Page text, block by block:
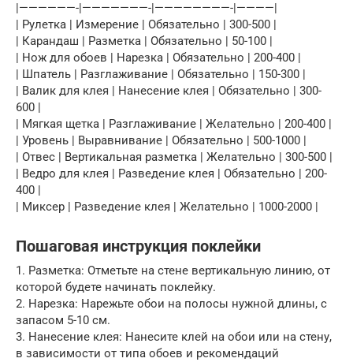
|——————-|———————-|————————-|————|
| Рулетка | Измерение | Обязательно | 300-500 |
| Карандаш | Разметка | Обязательно | 50-100 |
| Нож для обоев | Нарезка | Обязательно | 200-400 |
| Шпатель | Разглаживание | Обязательно | 150-300 |
| Валик для клея | Нанесение клея | Обязательно | 300-
600 |
| Мягкая щетка | Разглаживание | Желательно | 200-400 |
| Уровень | Выравнивание | Обязательно | 500-1000 |
| Отвес | Вертикальная разметка | Желательно | 300-500 |
| Ведро для клея | Разведение клея | Обязательно | 200-
400 |
| Миксер | Разведение клея | Желательно | 1000-2000 |
Пошаговая инструкция поклейки
1. Разметка: Отметьте на стене вертикальную линию, от
которой будете начинать поклейку.
2. Нарезка: Нарежьте обои на полосы нужной длины, с
запасом 5-10 см.
3. Нанесение клея: Нанесите клей на обои или на стену,
в зависимости от типа обоев и рекомендаций